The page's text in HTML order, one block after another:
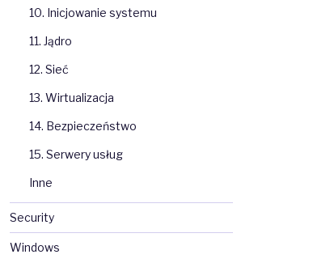
10. Inicjowanie systemu
11. Jądro
12. Sieć
13. Wirtualizacja
14. Bezpieczeństwo
15. Serwery usług
Inne
Security
Windows